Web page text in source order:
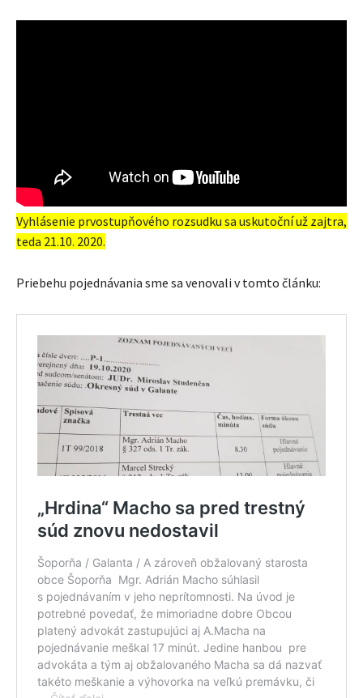
Vyhlásenie prvostupňového rozsudku sa uskutoční už zajtra,
teda 21.10. 2020.
Priebehu pojednávania sme sa venovali v tomto článku: